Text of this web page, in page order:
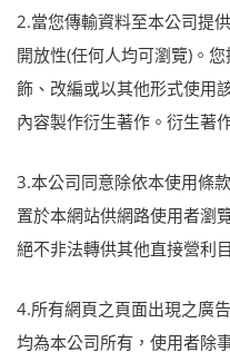
2.當您傳輸資料至本公司提
開放性(任何人均可瀏覽)。
飾、改編或以其他形式使用
內容製作衍生著作。衍生著
3.本公司同意除依本使用條
置於本網站供網路使用者瀏
絕不非法轉供其他直接營利
4.所有網頁之頁面出現之廣
均為本公司所有，使用者除